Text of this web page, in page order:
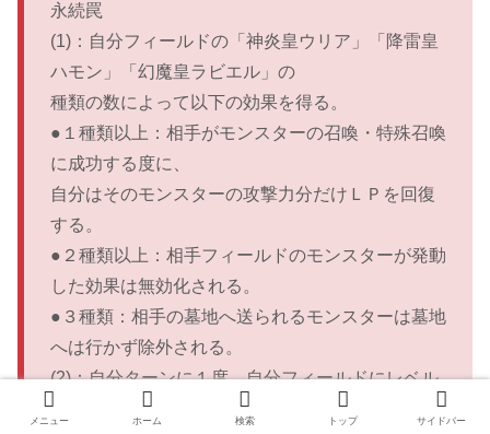
永続罠
(1)：自分フィールドの「神炎皇ウリア」「降雷皇
ハモン」「幻魔皇ラビエル」の
種類の数によって以下の効果を得る。
●１種類以上：相手がモンスターの召喚・特殊召喚
に成功する度に、
自分はそのモンスターの攻撃力分だけＬＰを回復
する。
●２種類以上：相手フィールドのモンスターが発動
した効果は無効化される。
●３種類：相手の墓地へ送られるモンスターは墓地
へは行かず除外される。
(2)：自分ターンに１度、自分フィールドにレベル
１０モンスターが存在する場合に発動できる。
メニュー ホーム 検索 トップ サイドバー